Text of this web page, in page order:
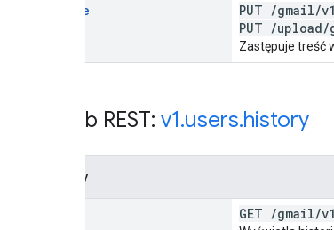
update PUT /gmail/v1
PUT /upload/
Zastępuje treść
Zasób REST: v1.users.history
Metody
GET /gmail/v1